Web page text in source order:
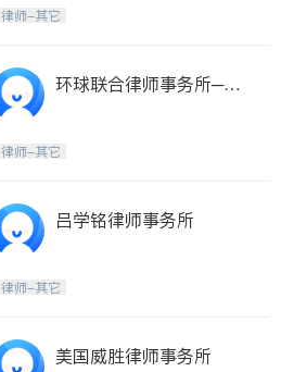
律师-其它
环球联合律师事务所─林
律师-其它
吕学铭律师事务所
律师-其它
美国威胜律师事务所